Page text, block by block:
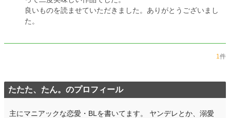
良いものを読ませていただきました。ありがとうございまし
た。
1件
たたた、たん。のプロフィール
主にマニアックな恋愛・BLを書いてます。 ヤンデレとか、溺愛